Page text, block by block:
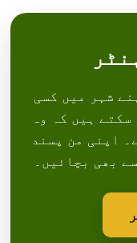
شہر میں کسی
ہیں کہ وہ
اپنی من پسند
بھی بچائیں۔